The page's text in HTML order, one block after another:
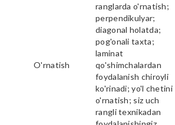
O'rnatish
ranglarda o'rnatish;
perpendikulyar;
diagonal holatda;
pog'onali taxta;
laminat
qo'shimchalardan
foydalanish chiroyli
ko'rinadi; yo'l chetini
o'rnatish; siz uch
rangli texnikadan